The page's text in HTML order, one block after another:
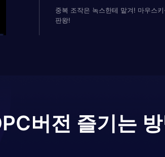
중복 조작은 녹스한테 맡겨! 마우스
판왕!
PC버전 즐기는